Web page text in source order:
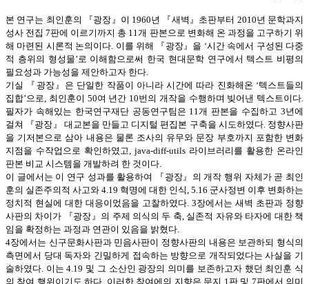
본 연구는 최인훈의 『광장』이 1960년 『새벽』초판부터 2010년 문학과지
성사 전집 7판에 이르기까지 총 11개 판본으로 변화해 온 과정을 고구하기 위
해 마련된 시론적 논의이다. 이를 위해 『광장』을 ‘시간 속에서 구성된 다중
적 층위의 형성물’로 이해함으로써 한국 현대문학 연구에서 텍스트 비평의
필요성과 가능성을 제안하고자 한다.
기실 『광장』은 단일한 작품이 아니라 시간에 따라 진화해온 ‘텍스트들의
집합’으로, 최인훈이 50여 년간 10번의 개작을 수행하며 빚어낸 텍스트이다.
필자가 속해있는 한국연구재단 공동연구팀은 11개 판본을 수집하고 3년에
걸쳐 『광장』 대교본을 만들고 디지털 편집본 구축을 시도하였다. 정향사판
을 기저본으로 삼아 내용은 물론 조사의 유무와 문장 부호까지 포함한 변화
지점을 수작업으로 확인하였고, java-diff-utils 라이브러리를 활용한 온라인
판본 비교 시스템을 개발하려 한 것이다.
이 글에서는 이 연구 성과를 활용하여 『광장』의 개작 행위 자체가 곧 최인
훈의 실존주의적 사고와 4.19 혁명에 대한 인식, 5.16 군사정변 이후 변화하는
정치적 현실에 대한 대응이었음을 고찰하였다. 3장에서는 새벽 초판과 정향
사판의 차이가 『광장』의 주제 의식의 두 축, 실존적 자유와 타자에 대한 책
임을 확정하는 과정과 연관이 있음을 밝혔다.
4장에서는 신구문화사판과 민음사판이 정향사판의 내용은 보관하되 형식의
측면에서 당대 독자와 긴밀하게 접속하는 방향으로 개작되었다는 사실을 기
술하였다. 이는 4.19 및 그 소산인 광장의 의미를 보존하고자 했던 최인훈 식
의 참여 행위이기도 하다. 이러한 참여에의 지향은 문지 1판 및 7판에서 의미